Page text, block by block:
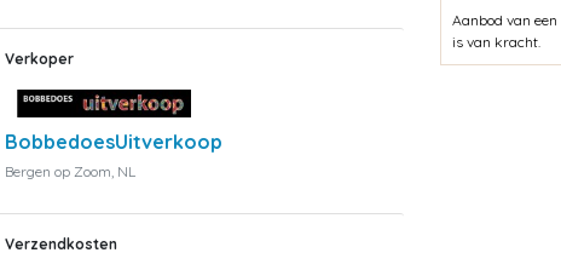
Verkoper
BobbedoesUitverkoop
Bergen op Zoom, NL
Verzendkosten
Aanbod van een
is van kracht.